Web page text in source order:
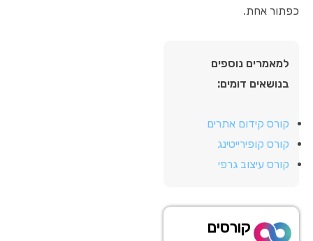
כפתור אחת.
למאמרים נוספים
בנושאים דומים:
קורס קידום אתרים
קורס קופירייטינג
קורס עיצוב גרפי
קורסים